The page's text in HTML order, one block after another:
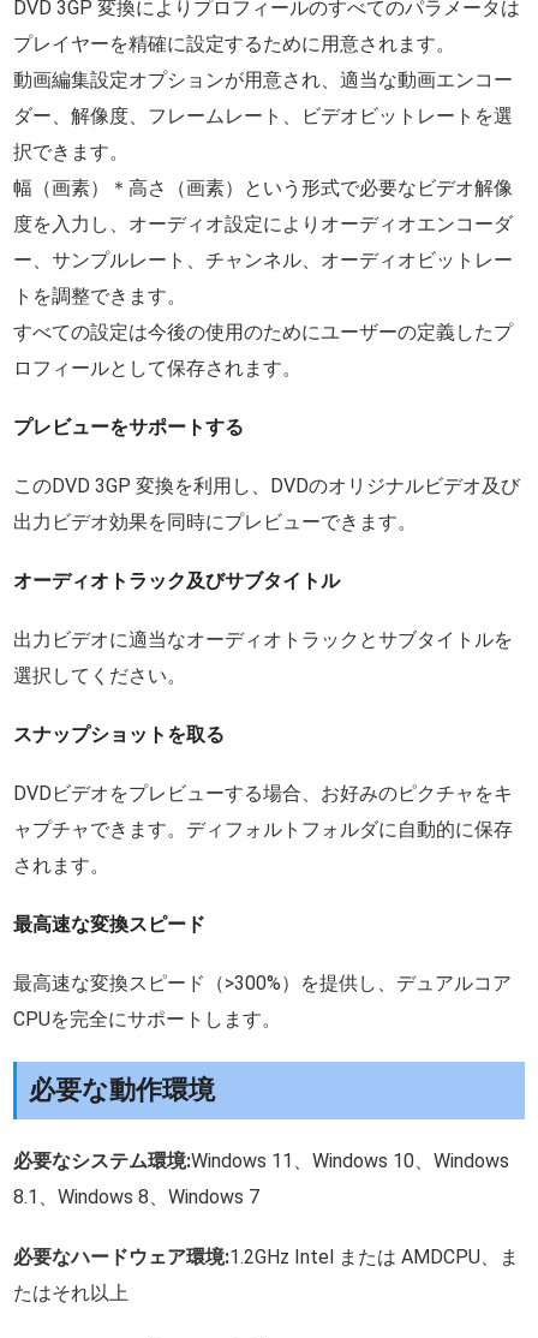
DVD 3GP 変換によりプロフィールのすべてのパラメータは
プレイヤーを精確に設定するために用意されます。
動画編集設定オプションが用意され、適当な動画エンコー
ダー、解像度、フレームレート、ビデオビットレートを選
択できます。
幅（画素）＊高さ（画素）という形式で必要なビデオ解像
度を入力し、オーディオ設定によりオーディオエンコーダ
ー、サンプルレート、チャンネル、オーディオビットレー
トを調整できます。
すべての設定は今後の使用のためにユーザーの定義したプ
ロフィールとして保存されます。
プレビューをサポートする
このDVD 3GP 変換を利用し、DVDのオリジナルビデオ及び
出力ビデオ効果を同時にプレビューできます。
オーディオトラック及びサブタイトル
出力ビデオに適当なオーディオトラックとサブタイトルを
選択してください。
スナップショットを取る
DVDビデオをプレビューする場合、お好みのピクチャをキ
ャプチャできます。ディフォルトフォルダに自動的に保存
されます。
最高速な変換スピード
最高速な変換スピード（>300%）を提供し、デュアルコア
CPUを完全にサポートします。
必要な動作環境
必要なシステム環境:Windows 11、Windows 10、Windows
8.1、Windows 8、Windows 7
必要なハードウェア環境:1.2GHz Intel または AMDCPU、ま
たはそれ以上